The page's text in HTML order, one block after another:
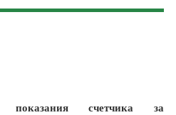
показания счетчика за